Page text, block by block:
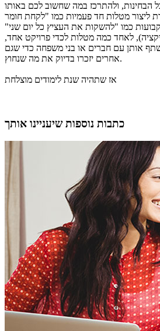
ולהתרכז במה שחשוב לכם באותו
ליצור מטלות חד פעמיות כמו "לקחת חומר
כמו "להשקות את העציץ כל יום שני"
לאחד כמה מטלות לכדי פרויקט אחד,
אותן עם חברים או בני משפחה כדי שגם
אחרים יזכרו בדיוק את מה שנחוץ.
כתבות נוספות שיעניינו אותך